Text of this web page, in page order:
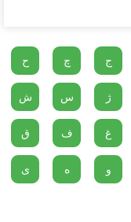
ج چ ح
ژ س ش
غ ف ق
و ه ی